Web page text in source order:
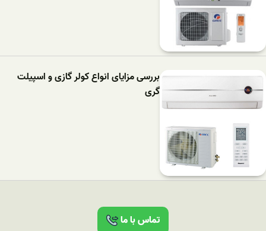
بررسی مزایای انواع کولر گازی و اسپیلت
گری
تماس با ما